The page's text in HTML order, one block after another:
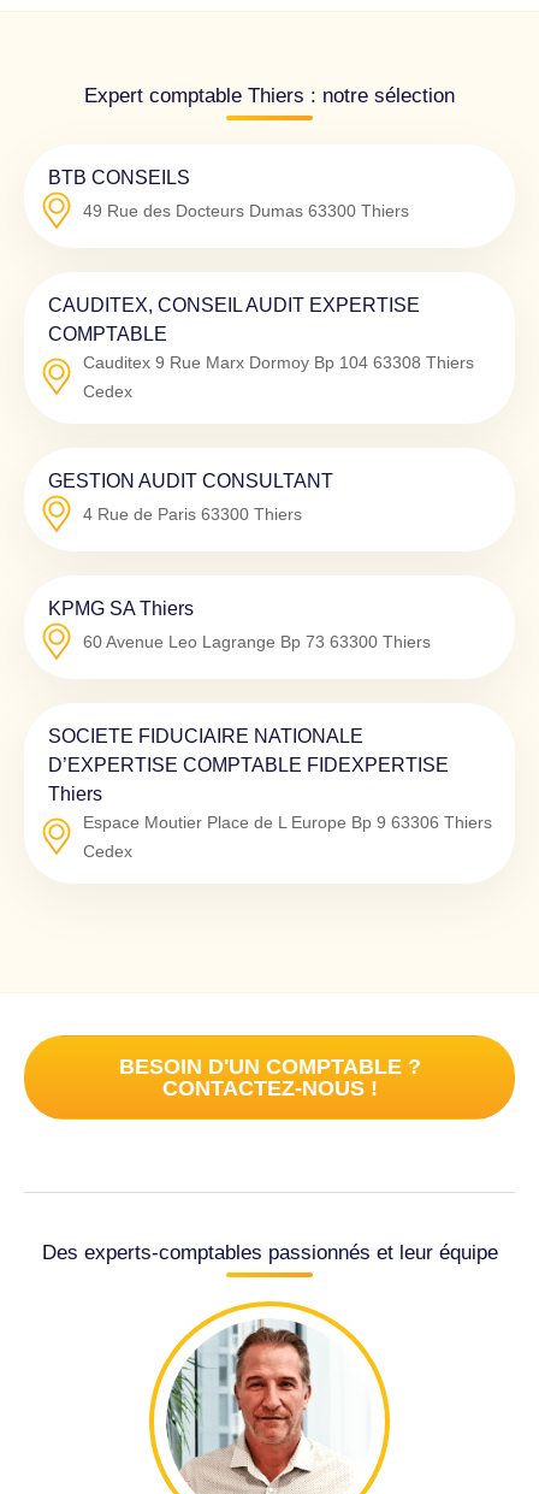
Expert comptable Thiers : notre sélection
BTB CONSEILS
49 Rue des Docteurs Dumas 63300 Thiers
CAUDITEX, CONSEIL AUDIT EXPERTISE
COMPTABLE
Cauditex 9 Rue Marx Dormoy Bp 104 63308 Thiers
Cedex
GESTION AUDIT CONSULTANT
4 Rue de Paris 63300 Thiers
KPMG SA Thiers
60 Avenue Leo Lagrange Bp 73 63300 Thiers
SOCIETE FIDUCIAIRE NATIONALE
D’EXPERTISE COMPTABLE FIDEXPERTISE
Thiers
Espace Moutier Place de L Europe Bp 9 63306 Thiers
Cedex
BESOIN D'UN COMPTABLE ?
CONTACTEZ-NOUS !
Des experts-comptables passionnés et leur équipe